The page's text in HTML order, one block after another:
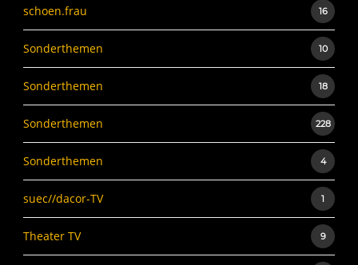
schoen.frau 16
Sonderthemen 10
Sonderthemen 18
Sonderthemen 228
Sonderthemen 4
suec//dacor-TV 1
Theater TV 9